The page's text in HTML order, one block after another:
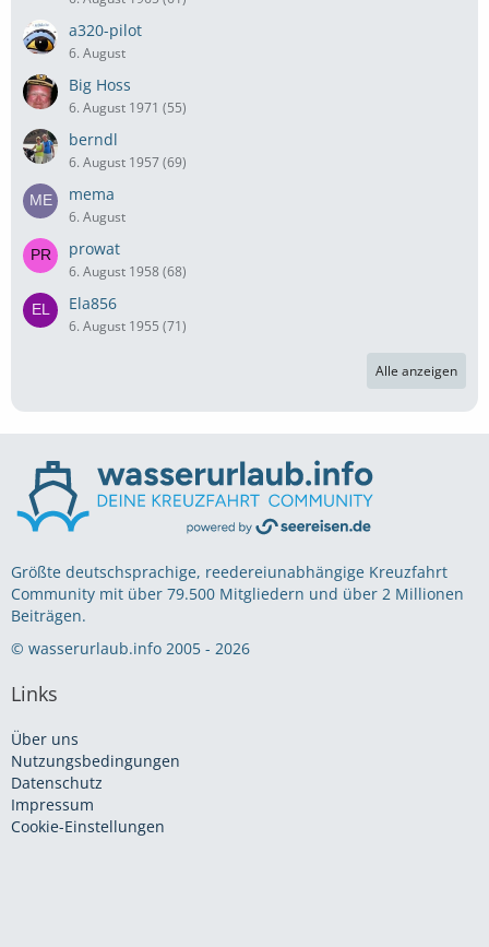
a320-pilot
6. August
Big Hoss
6. August 1971 (55)
berndl
6. August 1957 (69)
mema
6. August
prowat
6. August 1958 (68)
Ela856
6. August 1955 (71)
Alle anzeigen
Größte deutschsprachige, reedereiunabhängige Kreuzfahrt
Community mit über 79.500 Mitgliedern und über 2 Millionen
Beiträgen.
© wasserurlaub.info 2005 - 2026
Links
Über uns
Nutzungsbedingungen
Datenschutz
Impressum
Cookie-Einstellungen